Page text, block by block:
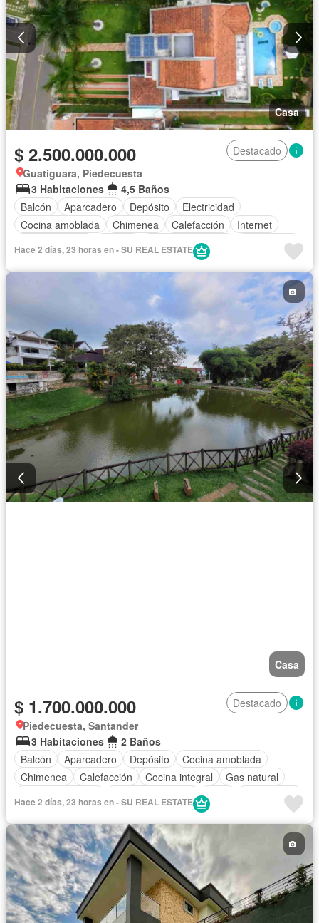
Casa
$ 2.500.000.000
Destacado
Guatiguara, Piedecuesta
3 Habitaciones
4,5 Baños
Balcón
Aparcadero Depósito
Electricidad
Cocina amoblada
Chimenea Calefacción
Internet
Cuarto de servicio
Gas natural
Terraza
Jardín
Acceso para personas con discapacidad
Vigilante
Ascensor
Piscina
Caseta de vigilancia
Seguridad privada Wifi
Gimnasio
Permite mascotas
Solo familias Permite niños
Hace 2 días, 23 horas en - SU REAL ESTATE
Casa
$ 1.700.000.000
Destacado
Piedecuesta, Santander
3 Habitaciones
2 Baños
Balcón
Aparcadero Depósito
Cocina amoblada
Chimenea
Calefacción Cocina integral
Gas natural
Agua
Área infantil
Acceso para personas con discapacidad
Caseta de vigilancia
Seguridad privada
Gimnasio
Jardín Estudio Tanque de agua
Terraza
Internet
Electricidad Permite mascotas
Permite niños
Solo familias
Hace 2 días, 23 horas en - SU REAL ESTATE